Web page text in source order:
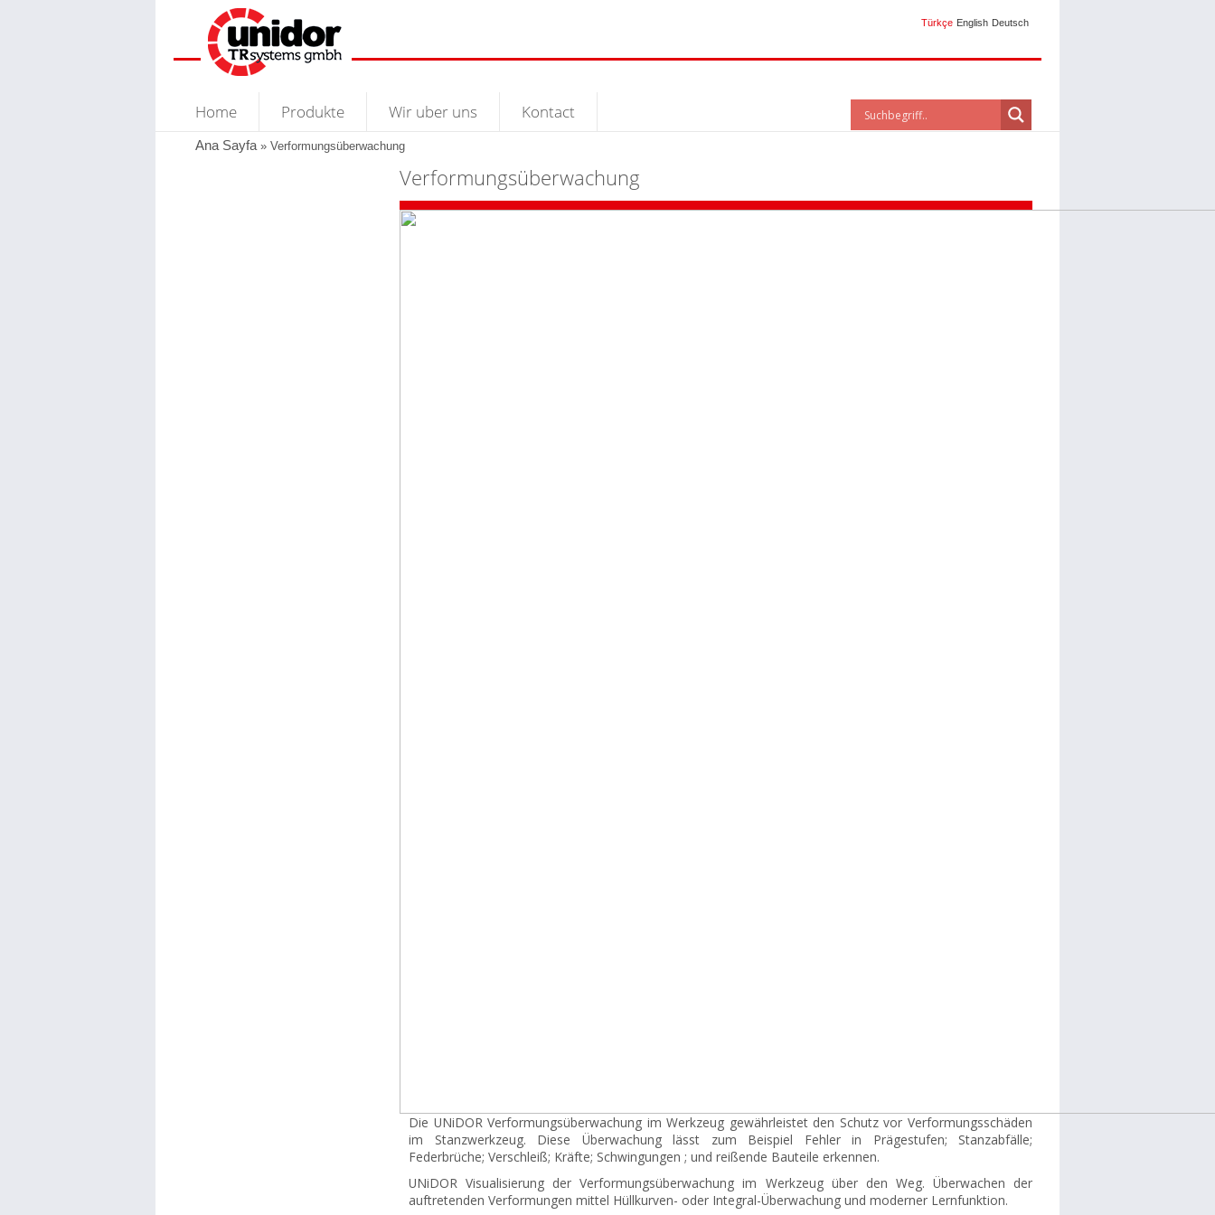
Türkçe English Deutsch
Home Produkte Wir uber uns Kontact
Ana Sayfa» Verformungsüberwachung
Verformungsüberwachung
Die UNiDOR Verformungsüberwachung im Werkzeug gewährleistet den Schutz vor Verformungsschäden
im Stanzwerkzeug. Diese Überwachung lässt zum Beispiel Fehler in Prägestufen; Stanzabfälle;
Federbrüche; Verschleiß; Kräfte; Schwingungen ; und reißende Bauteile erkennen.
UNiDOR Visualisierung der Verformungsüberwachung im Werkzeug über den Weg. Überwachen der
auftretenden Verformungen mittel Hüllkurven- oder Integral-Überwachung und moderner Lernfunktion.